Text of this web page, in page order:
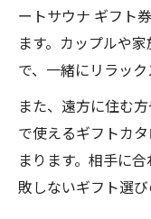
ートサウナ ギフト
ます。カップルや
で、一緒にリラック
また、遠方に住む
で使えるギフトカ
まります。相手に
敗しないギフト選び